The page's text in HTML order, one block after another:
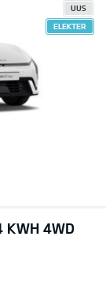
UUS
ELEKTER
KWH 4WD